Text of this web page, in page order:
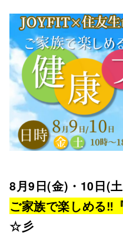
8月9日(金)・10日(
ご家族で楽しめる‼
☆彡